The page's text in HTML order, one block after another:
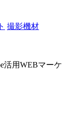
撮影機材
活用WEBマーケ